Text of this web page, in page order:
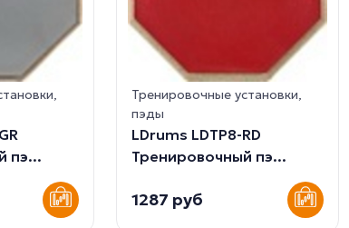
пэ...
Тренировочные установки,
пэды
LDrums LDTP8-RD
Тренировочный пэ...
1287 руб